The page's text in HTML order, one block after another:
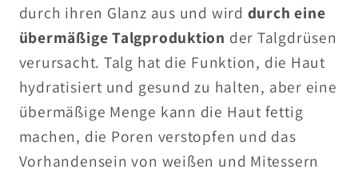
durch ihren Glanz aus und wird durch eine
übermäßige Talgproduktion der Talgdrüsen
verursacht. Talg hat die Funktion, die Haut
hydratisiert und gesund zu halten, aber eine
übermäßige Menge kann die Haut fettig
machen, die Poren verstopfen und das
Vorhandensein von weißen und Mitessern